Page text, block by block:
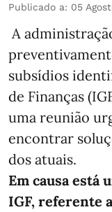
Publicado a: 05
A
subsídios
de Finanças
uma reunião
encontrar
dos atuais.
Em causa
IGF, referente